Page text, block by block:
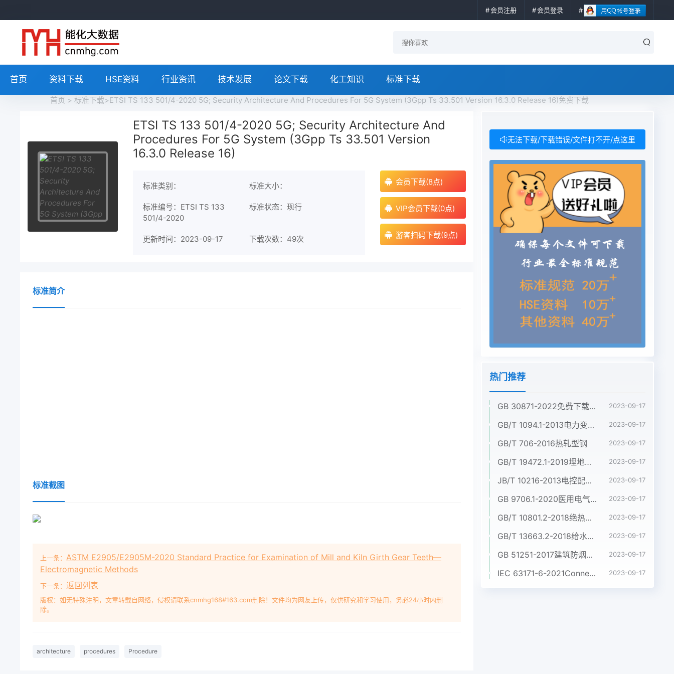
会员注册 会员登录
首页 资料下载 HSE资料 行业资讯 技术发展 论文下载 化工知识 标准下载
首页 > 标准下载>ETSI TS 133 501/4-2020 5G; Security Architecture And Procedures For 5G System (3Gpp Ts 33.501 Version 16.3.0 Release 16)免费下载
ETSI TS 133 501/4-2020 5G; Security Architecture And
Procedures For 5G System (3Gpp Ts 33.501 Version
16.3.0 Release 16)
标准类别： 标准大小：
标准编号：ETSI TS 133
501/4-2020
标准状态：现行
更新时间：2023-09-17 下载次数： 49次
会员下载(8点)
VIP会员下载(0点)
游客扫码下载(9点)
标准简介
标准截图
上一条： ASTM E2905/E2905M-2020 Standard Practice for Examination of Mill and Kiln Girth Gear Teeth—
Electromagnetic Methods
下一条： 返回列表
版权：如无特殊注明，文章转载自网络，侵权请联系cnmhg168#163.com删除！文件均为网友上传，仅供研究和学习使用，务必24小时内删
除。
architecture procedures Procedure
无法下载/下载错误/文件打不开/点这里
热门推荐
GB 30871-2022免费下载危险化学品企业特殊作业安全规范 2023-09-17
GB/T 1094.1-2013电力变压器 第1部分:总则 2023-09-17
GB/T 706-2016热轧型钢 2023-09-17
GB/T 19472.1-2019埋地用聚乙烯(PE)结构壁管道系统 第1部分:聚乙烯双壁波纹管材 2023-09-17
JB/T 10216-2013电控配电用电缆桥架 2023-09-17
GB 9706.1-2020医用电气设备 第1部分:基本安全和基本性能的通用要求 2023-09-17
GB/T 10801.2-2018绝热用挤塑聚苯乙烯泡沫塑料(XPS) 2023-09-17
GB/T 13663.2-2018给水用聚乙烯(PE)管道系统 第2部分:管材 2023-09-17
GB 51251-2017建筑防烟排烟系统技术标准 2023-09-17
IEC 63171-6-2021Connectors for electrical and electronic equipment - Part 6: Detail specification for 2-way and 4-way (data/power), shielded, free and fixed connectors for power and data transmission with frequencies up to 600 MHz 2023-09-17